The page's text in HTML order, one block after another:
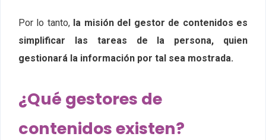
Por lo tanto, la misión del gestor de contenidos es
simplificar las tareas de la persona, quien
gestionará la información por tal sea mostrada.
¿Qué gestores de
contenidos existen?